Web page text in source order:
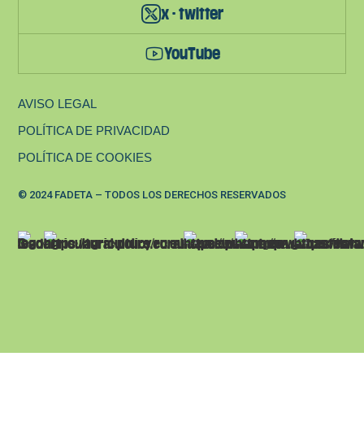
x - twitter
YouTube
© 2024 FADETA – TODOS LOS DERECHOS RESERVADOS
AVISO LEGAL
POLÍTICA DE PRIVACIDAD
POLÍTICA DE COOKIES